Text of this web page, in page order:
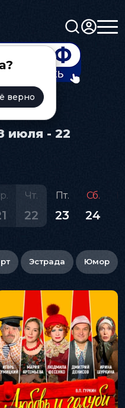
верно
июля - 22
Чт.
22
Пт.
23
Сб.
24
Эстрада Юмор